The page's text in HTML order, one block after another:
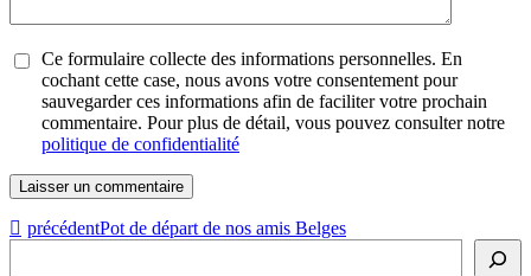
Ce formulaire collecte des informations personnelles. En
cochant cette case, nous avons votre consentement pour
sauvegarder ces informations afin de faciliter votre prochain
commentaire. Pour plus de détail, vous pouvez consulter notre
politique de confidentialité
précédentPot de départ de nos amis Belges